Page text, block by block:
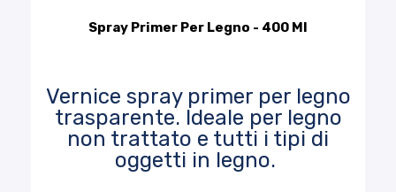
Spray Primer Per Legno - 400 Ml
Vernice spray primer per legno
trasparente. Ideale per legno
non trattato e tutti i tipi di
oggetti in legno.